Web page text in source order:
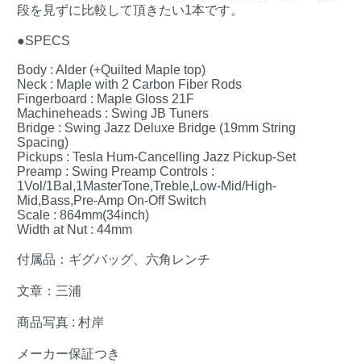
段を見ずに比較して頂きたい1本です。
●SPECS
Body : Alder (+Quilted Maple top)
Neck : Maple with 2 Carbon Fiber Rods
Fingerboard : Maple Gloss 21F
Machineheads : Swing JB Tuners
Bridge : Swing Jazz Deluxe Bridge (19mm String
Spacing)
Pickups : Tesla Hum-Cancelling Jazz Pickup-Set
Preamp : Swing Preamp Controls :
1Vol/1Bal,1MasterTone,Treble,Low-Mid/High-
Mid,Bass,Pre-Amp On-Off Switch
Scale : 864mm(34inch)
Width at Nut : 44mm
付属品：ギグバッグ、六角レンチ
文章：三浦
商品写真 : 村岸
メーカー保証つき